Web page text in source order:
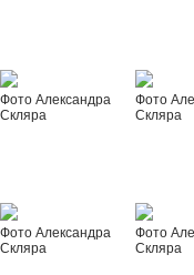
Фото Александра
Скляра
Фото
Скляра
Фото Александра
Скляра
Фото
Скляра